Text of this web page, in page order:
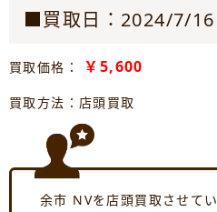
■買取日：2024/7/16
買取価格： ￥5,600
買取方法：店頭買取
余市 NVを店頭買取させて